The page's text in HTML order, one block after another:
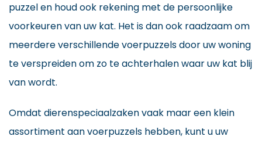
puzzel en houd ook rekening met de persoonlijke
voorkeuren van uw kat. Het is dan ook raadzaam om
meerdere verschillende voerpuzzels door uw woning
te verspreiden om zo te achterhalen waar uw kat blij
van wordt.
Omdat dierenspeciaalzaken vaak maar een klein
assortiment aan voerpuzzels hebben, kunt u uw